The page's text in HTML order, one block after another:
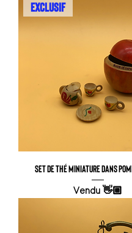
EXCLUSIF
Set de thé miniature dans
Vendu 👋🏼